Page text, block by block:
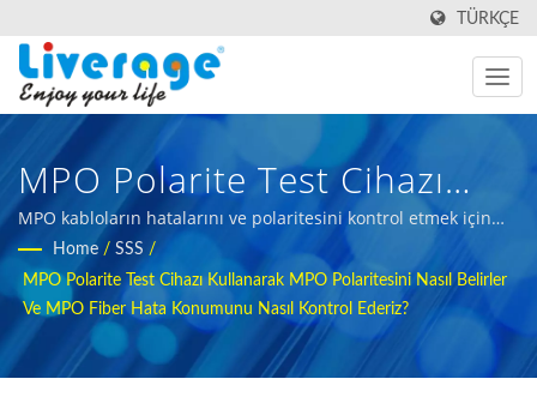
TÜRKÇE
MPO Polarite Test Cihazı
Kullanarak MPO Polaritesini
Nasıl Belirler Ve MPO Fiber
Hata Konumunu Nasıl
Kontrol Ederiz? | 5G
MPO kabloların hatalarını ve polaritesini kontrol etmek için
kolay ve hızlı bir çözüm | Küresel ağlar için fiber optik
vericilerin sorun giderilmesi
Home / SSS /
MPO Polarite Test Cihazı Kullanarak MPO Polaritesini Nasıl Belirler
Ve MPO Fiber Hata Konumunu Nasıl Kontrol Ederiz?